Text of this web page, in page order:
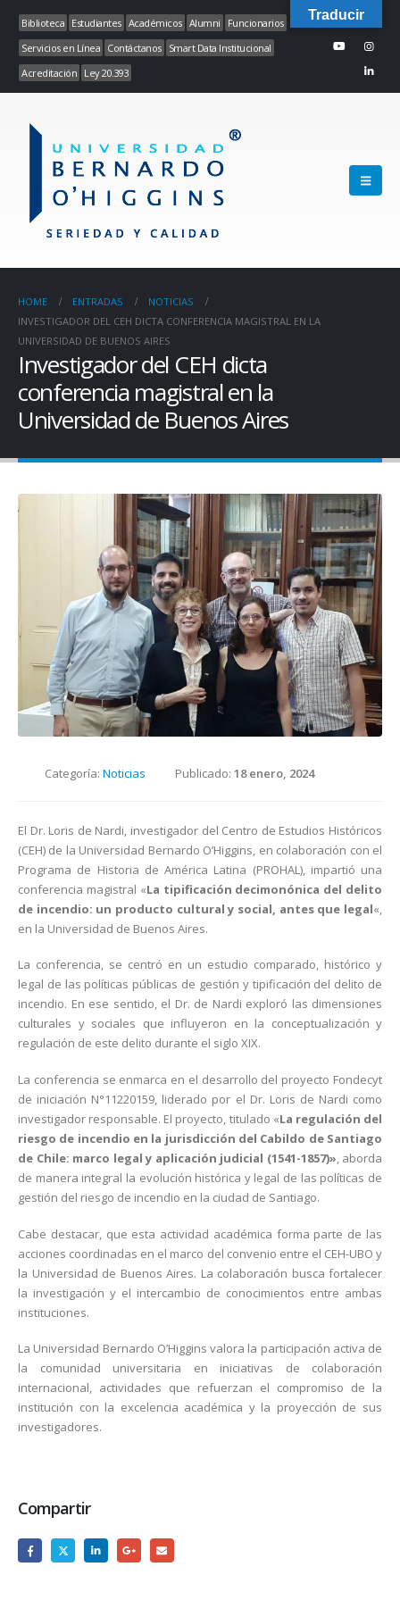
Biblioteca Estudiantes Académicos Alumni
Funcionarios
Servicios en Línea Contáctanos
Smart Data Institucional
Acreditación Ley 20.393
HOME ENTRADAS
NOTICIAS
INVESTIGADOR DEL CEH DICTA CONFERENCIA MAGISTRAL EN LA
UNIVERSIDAD DE BUENOS AIRES
Investigador del CEH dicta
conferencia magistral en la
Universidad de Buenos Aires
Categoría: Noticias Publicado: 18 enero, 2024
El Dr. Loris de Nardi, investigador del Centro de Estudios Históricos
(CEH) de la Universidad Bernardo O’Higgins, en colaboración con el
Programa de Historia de América Latina (PROHAL), impartió una
conferencia magistral «La tipificación decimonónica del delito
de incendio: un producto cultural y social, antes que legal«,
en la Universidad de Buenos Aires.
La conferencia, se centró en un estudio comparado, histórico y
legal de las políticas públicas de gestión y tipificación del delito de
incendio. En ese sentido, el Dr. de Nardi exploró las dimensiones
culturales y sociales que influyeron en la conceptualización y
regulación de este delito durante el siglo XIX.
La conferencia se enmarca en el desarrollo del proyecto Fondecyt
de iniciación N°11220159, liderado por el Dr. Loris de Nardi como
investigador responsable. El proyecto, titulado «La regulación del
riesgo de incendio en la jurisdicción del Cabildo de Santiago
de Chile: marco legal y aplicación judicial (1541-1857)», aborda
de manera integral la evolución histórica y legal de las políticas de
gestión del riesgo de incendio en la ciudad de Santiago.
Cabe destacar, que esta actividad académica forma parte de las
acciones coordinadas en el marco del convenio entre el CEH-UBO y
la Universidad de Buenos Aires. La colaboración busca fortalecer
la investigación y el intercambio de conocimientos entre ambas
instituciones.
La Universidad Bernardo O’Higgins valora la participación activa de
la comunidad universitaria en iniciativas de colaboración
internacional, actividades que refuerzan el compromiso de la
institución con la excelencia académica y la proyección de sus
investigadores.
Compartir
Traducir